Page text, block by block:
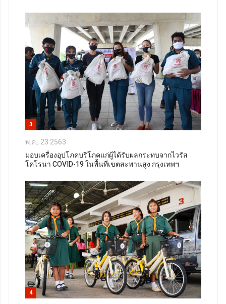
3
พ.ค., 23 2563
มอบเครื่องอุปโภคบริโภคแก่ผู้ได้รับผลกระทบจากไวรัส
โคโรนา COVID-19 ในพื้นที่เขตสะพานสูง กรุงเทพฯ
4